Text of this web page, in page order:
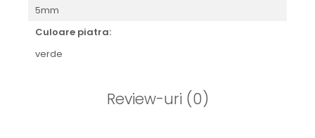
5mm
Culoare piatra:
verde
Review-uri (0)